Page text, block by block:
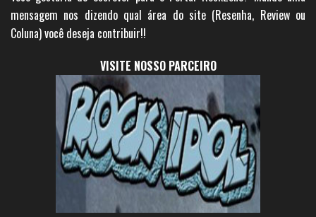
mensagem nos dizendo qual área do site (Resenha, Review ou
Coluna) você deseja contribuir!!
VISITE NOSSO PARCEIRO